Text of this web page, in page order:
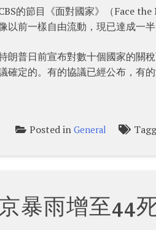
的節目《面對國家》（Face
以前一樣自由流動，現已達成一半
朗普日前宣布對數十個國家的關
確定的。有的協議已經公布，有
Posted inGeneral
暴雨增至44